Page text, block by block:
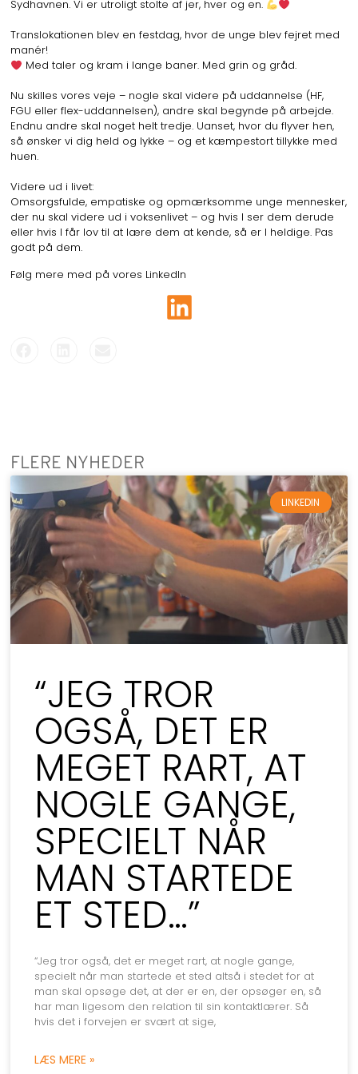
Sydhavnen. Vi er utroligt stolte af jer, hver og en.
Translokationen blev en festdag, hvor de unge blev fejret med
manér!
Med taler og kram i lange baner. Med grin og gråd.
Nu skilles vores veje – nogle skal videre på uddannelse (HF,
FGU eller flex-uddannelsen), andre skal begynde på arbejde.
Endnu andre skal noget helt tredje. Uanset, hvor du flyver hen,
så ønsker vi dig held og lykke – og et kæmpestort tillykke med
huen.
Videre ud i livet:
Omsorgsfulde, empatiske og opmærksomme unge mennesker,
der nu skal videre ud i voksenlivet – og hvis I ser dem derude
eller hvis I får lov til at lære dem at kende, så er I heldige. Pas
godt på dem.
Følg mere med på vores LinkedIn
FLERE NYHEDER
LINKEDIN
“JEG TROR
OGSÅ, DET ER
MEGET RART, AT
NOGLE GANGE,
SPECIELT NÅR
MAN STARTEDE
ET STED…”
“Jeg tror også, det er meget rart, at nogle gange,
specielt når man startede et sted altså i stedet for at
man skal opsøge det, at der er en, der opsøger en, så
har man ligesom den relation til sin kontaktlærer. Så
hvis det i forvejen er svært at sige,
LÆS MERE »